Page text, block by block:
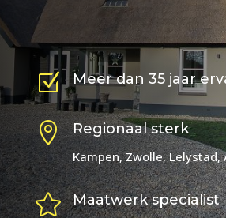
Z Meer dan 35 jaar
 Regionaal sterk
Kampen, Zwolle, Lelystad,
 Maatwerk specialist